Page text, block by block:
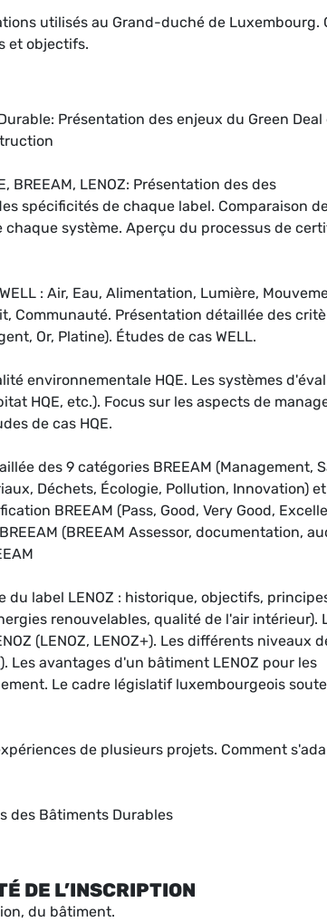
utilisés au Grand-duché de Luxembourg.
et objectifs.
Présentation des enjeux du Green Deal
BREEAM, LENOZ: Présentation des des
spécificités de chaque label. Comparaison
système. Aperçu du processus de
: Air, Eau, Alimentation, Lumière,
Communauté. Présentation détaillée des
Or, Platine). Études de cas WELL.
environnementale HQE. Les systèmes
HQE, etc.). Focus sur les aspects de
de cas HQE.
des 9 catégories BREEAM (Management,
Déchets, Écologie, Pollution, Innovation)
BREEAM (Pass, Good, Very Good,
(BREEAM Assessor, documentation,
du label LENOZ : historique, objectifs,
renouvelables, qualité de l'air intérieur).
(LENOZ, LENOZ+). Les différents niveaux
Les avantages d'un bâtiment LENOZ pour les
Le cadre législatif luxembourgeois
de plusieurs projets. Comment
des Bâtiments Durables
DE L’INSCRIPTION
du bâtiment.